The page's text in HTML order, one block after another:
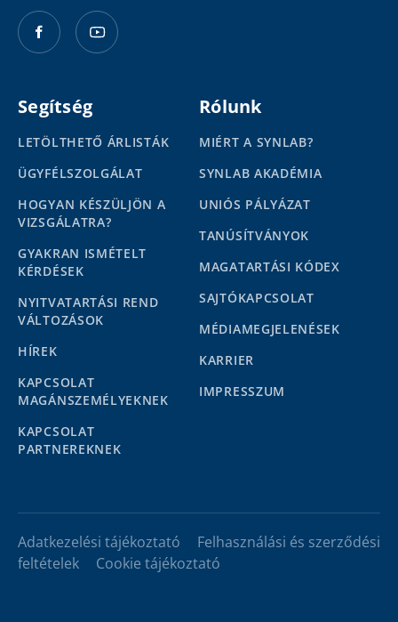
Segítség
LETÖLTHETŐ ÁRLISTÁK
ÜGYFÉLSZOLGÁLAT
HOGYAN KÉSZÜLJÖN A
VIZSGÁLATRA?
GYAKRAN ISMÉTELT
KÉRDÉSEK
NYITVATARTÁSI REND
VÁLTOZÁSOK
HÍREK
KAPCSOLAT
MAGÁNSZEMÉLYEKNEK
KAPCSOLAT
PARTNEREKNEK
Rólunk
MIÉRT A SYNLAB?
SYNLAB AKADÉMIA
UNIÓS PÁLYÁZAT
TANÚSÍTVÁNYOK
MAGATARTÁSI KÓDEX
SAJTÓKAPCSOLAT
MÉDIAMEGJELENÉSEK
KARRIER
IMPRESSZUM
Adatkezelési tájékoztató
Felhasználási és szerződési
feltételek
Cookie tájékoztató